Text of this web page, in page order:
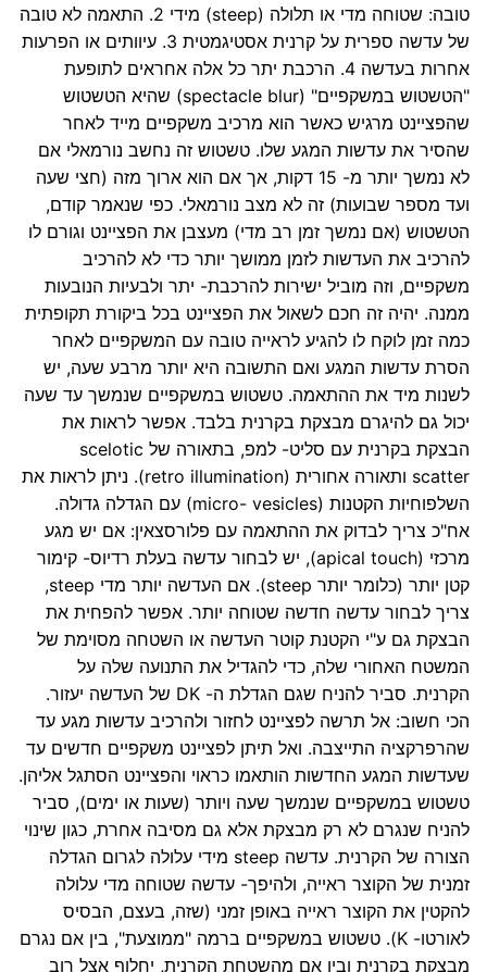
טובה: שטוחה מדי או תלולה (steep) מידי 2. התאמה לא טובה
של עדשה ספרית על קרנית אסטיגמטית 3. עיוותים או הפרעות
אחרות בעדשה 4. הרכבת יתר כל אלה אחראים לתופעת
"הטשטוש במשקפיים" (spectacle blur) שהיא הטשטוש
שהפציינט מרגיש כאשר הוא מרכיב משקפיים מייד לאחר
שהסיר את עדשות המגע שלו. טשטוש זה נחשב נורמאלי אם
לא נמשך יותר מ- 15 דקות, אך אם הוא ארוך מזה (חצי שעה
ועד מספר שבועות) זה לא מצב נורמאלי. כפי שנאמר קודם,
הטשטוש (אם נמשך זמן רב מדי) מעצבן את הפציינט וגורם לו
להרכיב את העדשות לזמן ממושך יותר כדי לא להרכיב
משקפיים, וזה מוביל ישירות להרכבת- יתר ולבעיות הנובעות
ממנה. יהיה זה חכם לשאול את הפציינט בכל ביקורת תקופתית
כמה זמן לוקח לו להגיע לראייה טובה עם המשקפיים לאחר
הסרת עדשות המגע ואם התשובה היא יותר מרבע שעה, יש
לשנות מיד את ההתאמה. טשטוש במשקפיים שנמשך עד שעה
יכול גם להיגרם מבצקת בקרנית בלבד. אפשר לראות את
הבצקת בקרנית עם סליט- למפ, בתאורה של scelotic
scatter ותאורה אחורית (retro illumination). ניתן לראות את
השלפוחיות הקטנות (micro- vesicles) עם הגדלה גדולה.
אח"כ צריך לבדוק את ההתאמה עם פלורסצאין: אם יש מגע
מרכזי (apical touch), יש לבחור עדשה בעלת רדיוס- קימור
קטן יותר (כלומר יותר steep). אם העדשה יותר מדי steep,
צריך לבחור עדשה חדשה שטוחה יותר. אפשר להפחית את
הבצקת גם ע"י הקטנת קוטר העדשה או השטחה מסוימת של
המשטח האחורי שלה, כדי להגדיל את התנועה שלה על
הקרנית. סביר להניח שגם הגדלת ה- DK של העדשה יעזור.
הכי חשוב: אל תרשה לפציינט לחזור ולהרכיב עדשות מגע עד
שהרפרקציה התייצבה. ואל תיתן לפציינט משקפיים חדשים עד
שעדשות המגע החדשות הותאמו כראוי והפציינט הסתגל אליהן.
טשטוש במשקפיים שנמשך שעה ויותר (שעות או ימים), סביר
להניח שנגרם לא רק מבצקת אלא גם מסיבה אחרת, כגון שינוי
הצורה של הקרנית. עדשה steep מידי עלולה לגרום הגדלה
זמנית של הקוצר ראייה, ולהיפך- עדשה שטוחה מדי עלולה
להקטין את הקוצר ראייה באופן זמני (שזה, בעצם, הבסיס
לאורטו- K). טשטוש במשקפיים ברמה "ממוצעת", בין אם נגרם
מבצקת בקרנית ובין אם מהשטחת הקרנית, יחלוף אצל רוב